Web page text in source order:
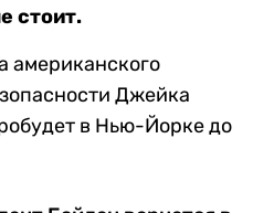
стоит.
американского
Джейка
в Нью-Йорке до